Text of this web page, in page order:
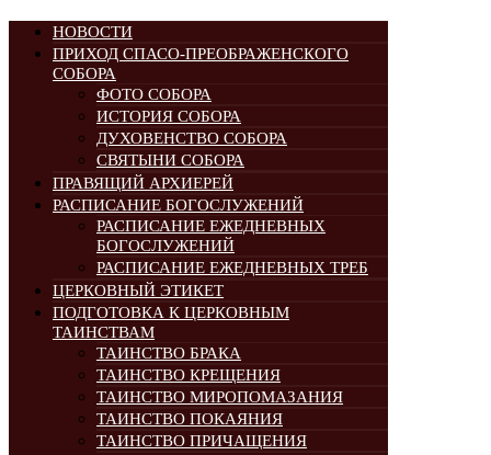
НОВОСТИ
ПРИХОД СПАСО-ПРЕОБРАЖЕНСКОГО
СОБОРА
ФОТО СОБОРА
ИСТОРИЯ СОБОРА
ДУХОВЕНСТВО СОБОРА
СВЯТЫНИ СОБОРА
ПРАВЯЩИЙ АРХИЕРЕЙ
РАСПИСАНИЕ БОГОСЛУЖЕНИЙ
РАСПИСАНИЕ ЕЖЕДНЕВНЫХ
БОГОСЛУЖЕНИЙ
РАСПИСАНИЕ ЕЖЕДНЕВНЫХ ТРЕБ
ЦЕРКОВНЫЙ ЭТИКЕТ
ПОДГОТОВКА К ЦЕРКОВНЫМ
ТАИНСТВАМ
ТАИНСТВО БРАКА
ТАИНСТВО КРЕЩЕНИЯ
ТАИНСТВО МИРОПОМАЗАНИЯ
ТАИНСТВО ПОКАЯНИЯ
ТАИНСТВО ПРИЧАЩЕНИЯ